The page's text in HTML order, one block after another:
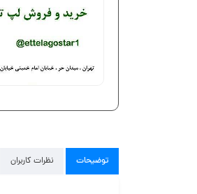
توضیحات نظرات کاربران